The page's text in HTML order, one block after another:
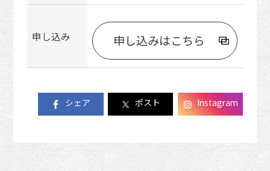
申し込み 申し込みはこちら
シェア ポスト Instagram